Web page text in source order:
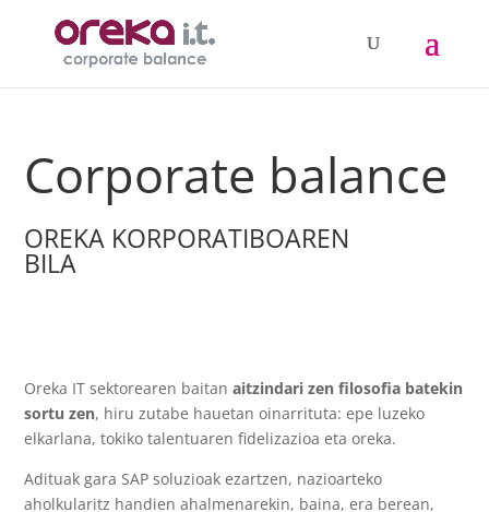
Corporate balance
OREKA KORPORATIBOAREN
BILA
Oreka IT sektorearen baitanaitzindari zen filosofia batekin
sortu zen, hiru zutabe hauetan oinarrituta: epe luzeko
elkarlana, tokiko talentuaren fidelizazioa eta oreka.
Adituak gara SAP soluzioak ezartzen, nazioarteko
aholkularitz handien ahalmenarekin, baina, era berean,